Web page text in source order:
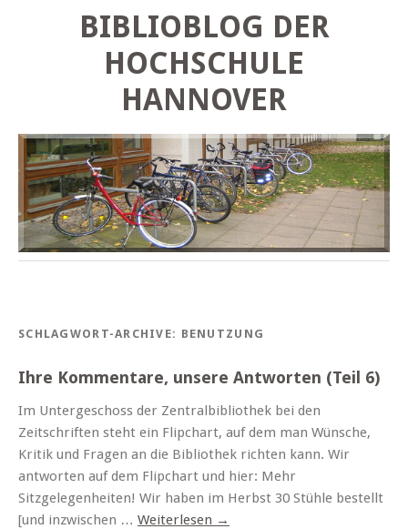
BIBLIOBLOG DER
HOCHSCHULE
HANNOVER
SCHLAGWORT-ARCHIVE: BENUTZUNG
Ihre Kommentare, unsere Antworten (Teil 6)
Im Untergeschoss der Zentralbibliothek bei den
Zeitschriften steht ein Flipchart, auf dem man Wünsche,
Kritik und Fragen an die Bibliothek richten kann. Wir
antworten auf dem Flipchart und hier: Mehr
Sitzgelegenheiten! Wir haben im Herbst 30 Stühle bestellt
[und inzwischen … Weiterlesen →